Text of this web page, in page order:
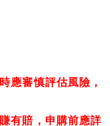
應審慎評估風險，
有賠，申購前應詳